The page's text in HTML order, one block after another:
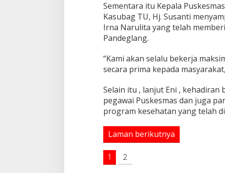
Sementara itu Kepala
Kasubag TU, Hj. Susanti
Irna Narulita yang telah
Pandeglang.
“Kami akan selalu bekerja
secara prima kepada
Selain itu , lanjut Eni ,
pegawai Puskesmas dan juga
program kesehatan yang telah
Laman berikutnya
1 2